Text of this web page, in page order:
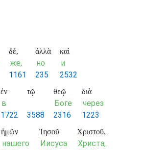
δέ,
же,
1161
ἀλλὰ
но
235
καὶ
и
2532
ἐν
в
1722
τῷ
3588
θεῷ
Боге
2316
διὰ
через
1223
ἡμῶν
нашего
Ἰησοῦ
Иисуса
Χριστοῦ,
Христа,